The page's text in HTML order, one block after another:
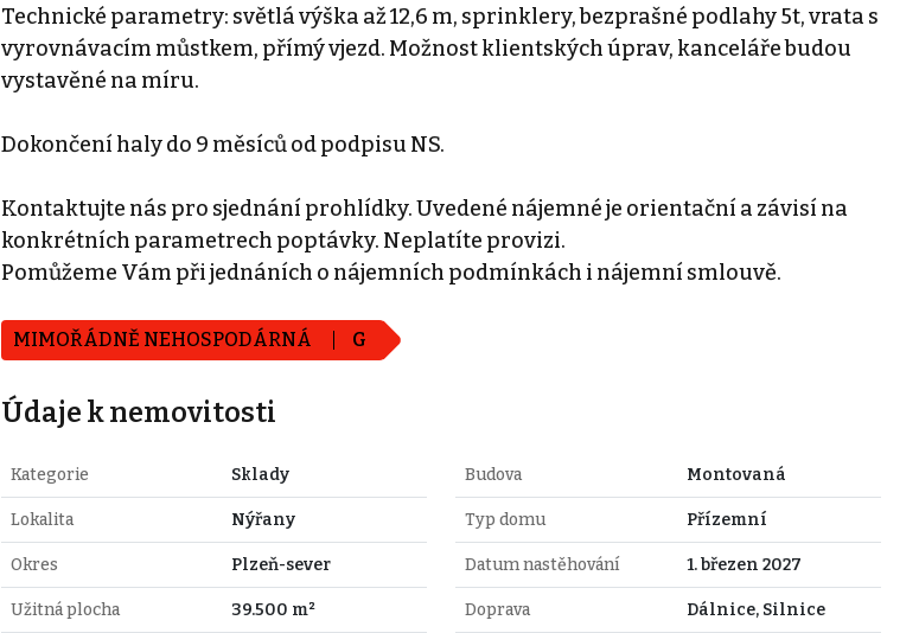
Technické parametry: světlá výška až 12,6 m, sprinklery, bezprašné podlahy 5t, vrata s
vyrovnávacím můstkem, přímý vjezd. Možnost klientských úprav, kanceláře budou
vystavěné na míru.
Dokončení haly do 9 měsíců od podpisu NS.
Kontaktujte nás pro sjednání prohlídky. Uvedené nájemné je orientační a závisí na
konkrétních parametrech poptávky. Neplatíte provizi.
Pomůžeme Vám při jednáních o nájemních podmínkách i nájemní smlouvě.
MIMOŘÁDNĚ NEHOSPODÁRNÁ G
Údaje k nemovitosti
Kategorie Sklady
Lokalita Nýřany
Okres Plzeň-sever
Užitná plocha 39.500 m²
Budova Montovaná
Typ domu Přízemní
Datum nastěhování 1. březen 2027
Doprava Dálnice, Silnice